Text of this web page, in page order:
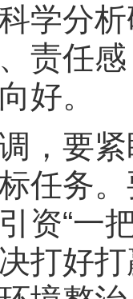
学分
责任
好。
要紧
任务
资“一
打好